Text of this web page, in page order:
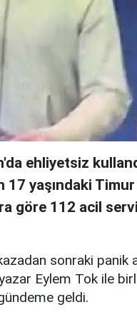
ehliyetsiz
yaşındaki
göre 112 acil
sonraki panik
Eylem Tok ile
geldi.